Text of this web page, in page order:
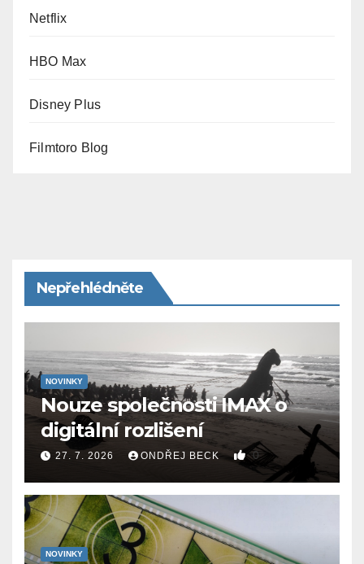
Netflix
HBO Max
Disney Plus
Filmtoro Blog
Nepřehlédněte
NOVINKY
Nouze společnosti IMAX o
digitální rozlišení
27. 7. 2026 ONDŘEJ BECK 0
NOVINKY